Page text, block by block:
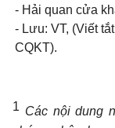
- Hải quan cửa
- Lưu: VT, (Viết
CQKT).
1 Các nội dung